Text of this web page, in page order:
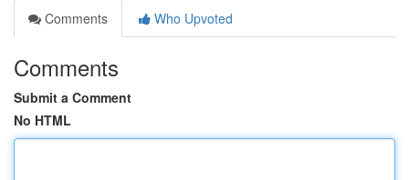
Comments
Who Upvoted
Comments
Submit a Comment
No HTML